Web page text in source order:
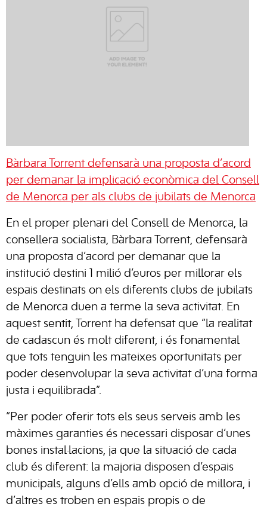
Bàrbara Torrent defensarà una proposta d’acord
per demanar la implicació econòmica del Consell
de Menorca per als clubs de jubilats de Menorca
En el proper plenari del Consell de Menorca, la
consellera socialista, Bàrbara Torrent, defensarà
una proposta d’acord per demanar que la
institució destini 1 milió d’euros per millorar els
espais destinats on els diferents clubs de jubilats
de Menorca duen a terme la seva activitat. En
aquest sentit, Torrent ha defensat que “la realitat
de cadascun és molt diferent, i és fonamental
que tots tenguin les mateixes oportunitats per
poder desenvolupar la seva activitat d’una forma
justa i equilibrada”.
“Per poder oferir tots els seus serveis amb les
màximes garanties és necessari disposar d’unes
bones instal·lacions, ja que la situació de cada
club és diferent: la majoria disposen d’espais
municipals, alguns d’ells amb opció de millora, i
d’altres es troben en espais propis o de